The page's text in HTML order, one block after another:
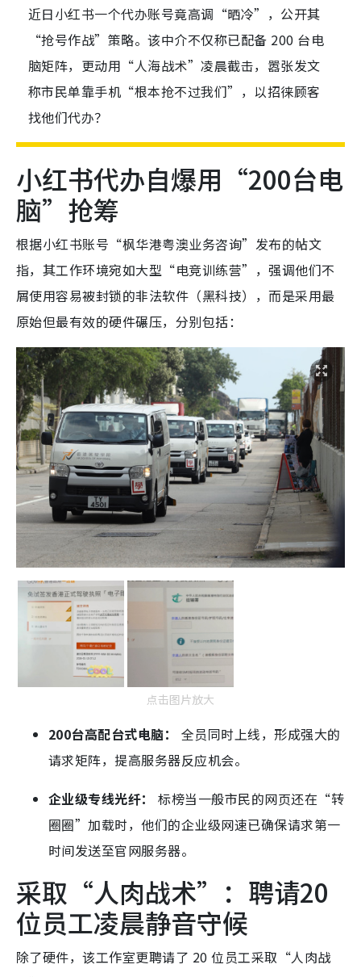
近日小红书一个代办账号竟高调“晒冷”，公开其
“抢号作战”策略。该中介不仅称已配备 200 台电
脑矩阵，更动用“人海战术”凌晨截击，嚣张发文
称市民单靠手机“根本抢不过我们”，以招徕顾客
找他们代办？
小红书代办自爆用“200台电
脑”抢筹
根据小红书账号“枫华港粤澳业务咨询”发布的帖文
指，其工作环境宛如大型“电竞训练营”，强调他们不
屑使用容易被封锁的非法软件（黑科技），而是采用最
原始但最有效的硬件碾压，分别包括：
点击图片放大
200台高配台式电脑：
全员同时上线，形成强大的
请求矩阵，提高服务器反应机会。
企业级专线光纤：
标榜当一般市民的网页还在“转
圈圈”加载时，他们的企业级网速已确保请求第一
时间发送至官网服务器。
采取“人肉战术”：聘请20
位员工凌晨静音守候
除了硬件，该工作室更聘请了 20 位员工采取“人肉战